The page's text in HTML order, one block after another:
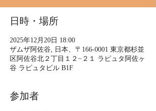
日時・場所
2025年12月20日 18:00
ザムザ阿佐谷, 日本、〒166-0001 東京都杉並
区阿佐谷北２丁目１２−２１ ラピュタ阿佐ヶ
谷 ラピュタビル B1F
参加者